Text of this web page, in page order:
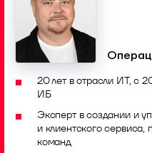
20 лет в отрасли ИТ, с
ИБ
Эксперт в создании и
и клиентского
команд